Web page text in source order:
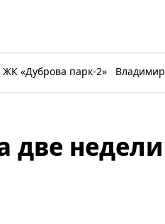
ЖК «Дуброва парк-2»
две недели